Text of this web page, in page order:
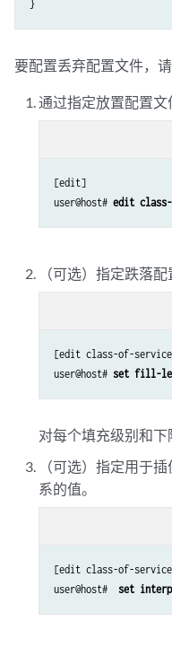
要配置丢弃配置文件，请
通过指定放置配置文
[edit]
user@host# edit
（可选）指定跌落
[edit class-of-
user@host# set fill-
对每个填充级别和下
（可选）指定用于
系的值。
[edit class-of-
user@host# set